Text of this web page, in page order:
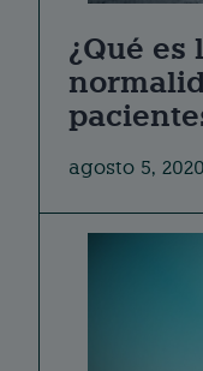
¿Qué es
agosto 5, 2020